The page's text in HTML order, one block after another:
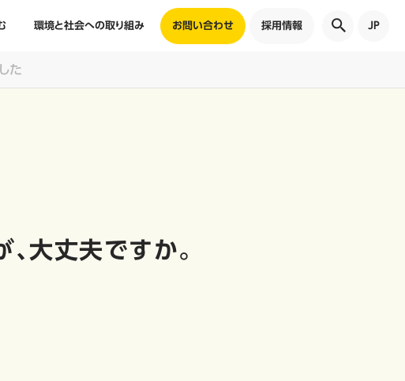
環境と社会への取り組み お問い合わせ 採用情報 JP
た
大丈夫ですか。